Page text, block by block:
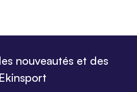
nouveautés et des